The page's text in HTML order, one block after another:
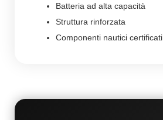
Batteria ad alta capacità
Struttura rinforzata
Componenti nautici certificati